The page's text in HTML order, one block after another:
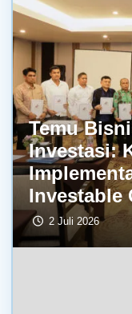
Temu
Investasi:
Investable
2 Juli 2026